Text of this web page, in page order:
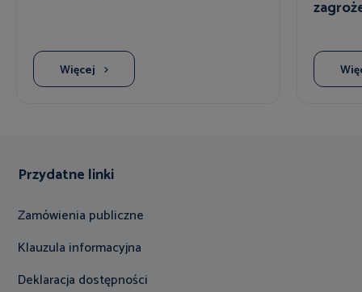
Więcej
Przydatne linki
Zamówienia publiczne
Klauzula informacyjna
Deklaracja dostępności